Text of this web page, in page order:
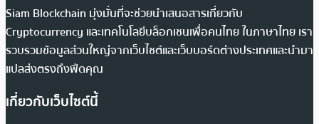
Siam Blockchain มุ่งมั่นที่จะช่วยนำเสนอสารเกี่ยวกับ
Cryptocurrency และเทคโนโลยีบล็อกเชนเพื่อคนไทย ในภาษาไทย เรา
รวบรวมข้อมูลส่วนใหญ่จากเว็บไซต์และเว็บบอร์ดต่างประเทศและนำมา
แปลส่งตรงถึงฟีดคุณ
เกี่ยวกับเว็บไซต์นี้